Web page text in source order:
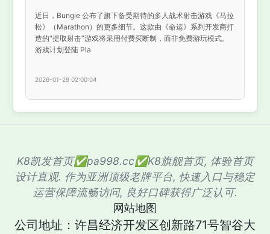
近日，Bungie 公布了旗下备受期待的多人战术射击游戏《马拉
松》（Marathon）的更多细节。这款由《命运》系列开发商打
造的“提取射击”游戏将采用付费买断制，而非免费游玩模式。
游戏计划登陆 Pla
2026-01-29 02:00:04
K8凯发首页✅pa998.cc✅K8旗舰首页, 体验首页
设计直观. 作为亚洲顶级老牌平台, 快速入口与稳定
运营保障流畅访问, 良好口碑获得广泛认可.
网站地图
公司地址：许昌经济开发区创新路71号智谷大